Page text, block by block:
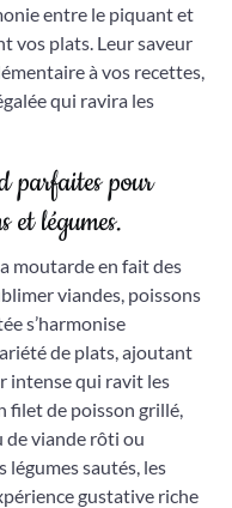
entre le piquant et
vos plats. Leur saveur
à vos recettes,
qui ravira les
parfaites pour
et légumes.
moutarde en fait des
viandes, poissons
s’harmonise
de plats, ajoutant
intense qui ravit les
filet de poisson grillé,
de viande rôti ou
sautés, les
gustative riche